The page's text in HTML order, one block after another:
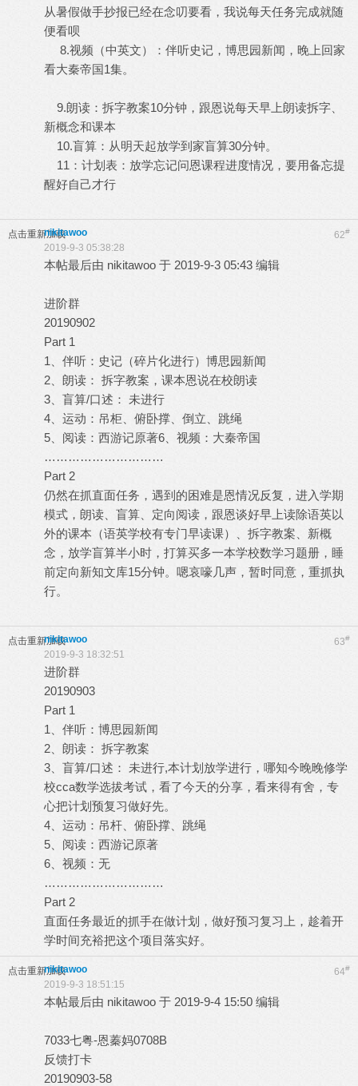
从暑假做手抄报已经在念叨要看，我说每天任务完成就随
便看呗
8.视频（中英文）：伴听史记，博思园新闻，晚上回家
看大秦帝国1集。
9.朗读：拆字教案10分钟，跟恩说每天早上朗读拆字、
新概念和课本
10.盲算：从明天起放学到家盲算30分钟。
11：计划表：放学忘记问恩课程进度情况，要用备忘提
醒好自己才行
点击重新加载 62#
nikitawoo
2019-9-3 05:38:28
本帖最后由 nikitawoo 于 2019-9-3 05:43 编辑
进阶群
20190902
Part 1
1、伴听：史记（碎片化进行）博思园新闻
2、朗读： 拆字教案，课本恩说在校朗读
3、盲算/口述： 未进行
4、运动：吊柜、俯卧撑、倒立、跳绳
5、阅读：西游记原著6、视频：大秦帝国
…………………………
Part 2
仍然在抓直面任务，遇到的困难是恩情况反复，进入学期
模式，朗读、盲算、定向阅读，跟恩谈好早上读除语英以
外的课本（语英学校有专门早读课）、拆字教案、新概
念，放学盲算半小时，打算买多一本学校数学习题册，睡
前定向新知文库15分钟。嗯哀嚎几声，暂时同意，重抓执
行。
点击重新加载 63#
nikitawoo
2019-9-3 18:32:51
进阶群
20190903
Part 1
1、伴听：博思园新闻
2、朗读： 拆字教案
3、盲算/口述： 未进行,本计划放学进行，哪知今晚晚修学
校cca数学选拔考试，看了今天的分享，看来得有舍，专
心把计划预复习做好先。
4、运动：吊杆、俯卧撑、跳绳
5、阅读：西游记原著
6、视频：无
…………………………
Part 2
直面任务最近的抓手在做计划，做好预习复习上，趁着开
学时间充裕把这个项目落实好。
点击重新加载 64#
nikitawoo
2019-9-3 18:51:15
本帖最后由 nikitawoo 于 2019-9-4 15:50 编辑
7033七粤-恩蓁妈0708B
反馈打卡
20190903-58